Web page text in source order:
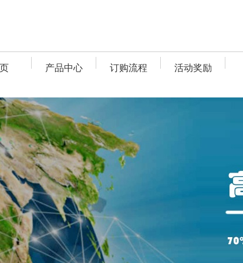
产品中心 订购流程 活动奖励